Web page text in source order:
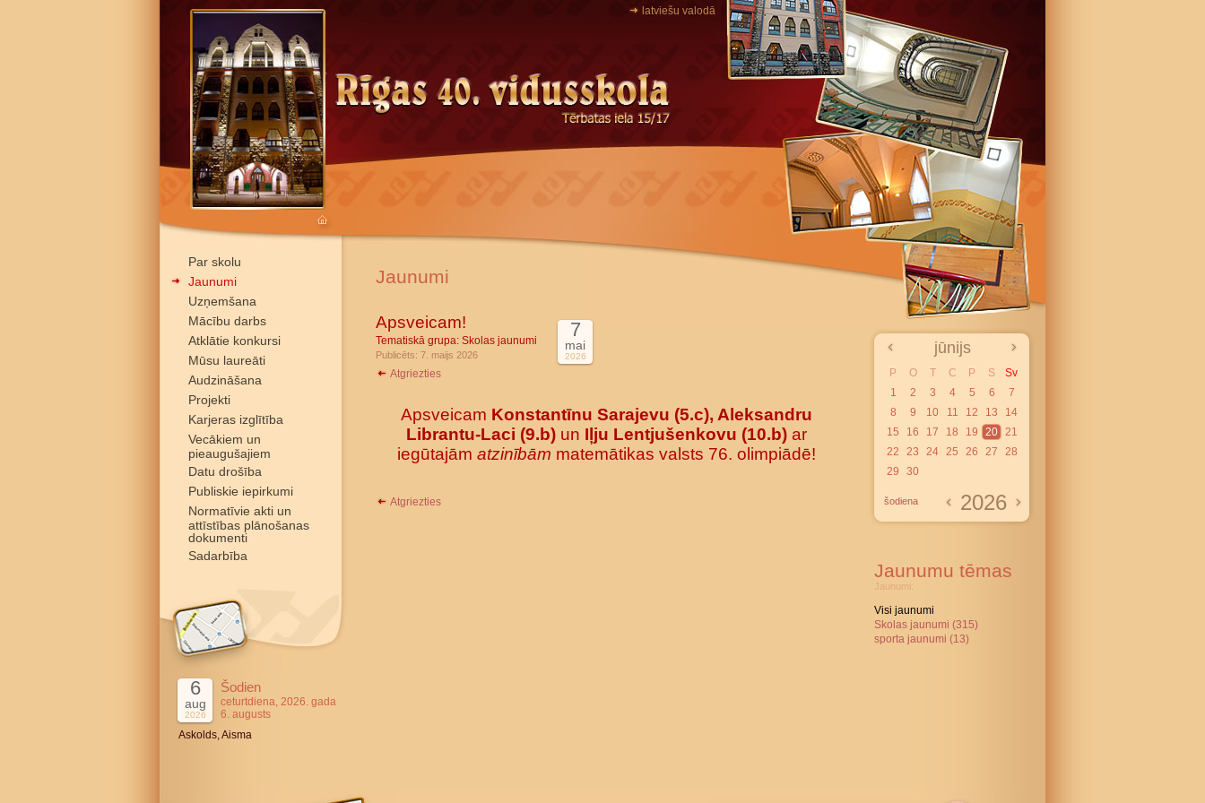
latviešu valodā
Par skolu
Jaunumi
Uzņemšana
Mācību darbs
Atklātie konkursi
Mūsu laureāti
Audzināšana
Projekti
Karjeras izglītība
Vecākiem un
pieaugušajiem
Datu drošība
Publiskie iepirkumi
Normatīvie akti un
attīstības plānošanas
dokumenti
Sadarbība
6
aug
2026
Šodien
ceturtdiena, 2026. gada
6. augusts
Askolds, Aisma
Jaunumi
Apsveicam!
Tematiskā grupa: Skolas jaunumi
Publicēts: 7. maijs 2026
7
mai
2026
Atgriezties
Apsveicam Konstantīnu Sarajevu (5.c), Aleksandru
Librantu-Laci (9.b) un Iļju Lentjušenkovu (10.b) ar
iegūtajām atzinībām matemātikas valsts 76. olimpiādē!
Atgriezties
jūnijs
P O T C P S
Sv
1
2 3 4 5 6
7
8
9 10 11 12 13
14
15
16 17 18 19 20 21
22
23 24 25 26 27
28
29
30
šodiena 2026
Jaunumu tēmas
Jaunumi:
Visi jaunumi
Skolas jaunumi (315)
sporta jaunumi (13)